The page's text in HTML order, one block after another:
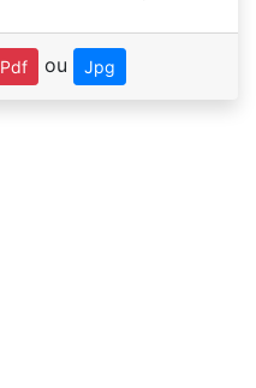
Pdf ou Jpg